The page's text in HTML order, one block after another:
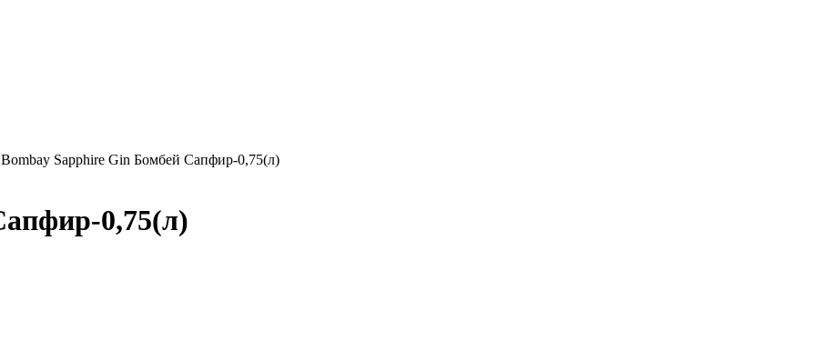
Bombay Sapphire Gin Бомбей Сапфир-0,75(л)
0,75(л)